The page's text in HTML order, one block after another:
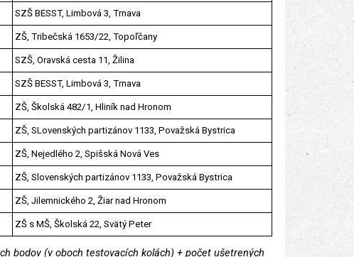
SZŠ BESST, Limbová 3, Trnava
ZŠ, Tribečská 1653/22, Topoľčany
SZŠ, Oravská cesta 11, Žilina
SZŠ BESST, Limbová 3, Trnava
ZŠ, Školská 482/1, Hliník nad Hronom
ZŠ, SLovenských partizánov 1133, Považská Bystrica
ZŠ, Nejedlého 2, Spišská Nová Ves
ZŠ, Slovenských partizánov 1133, Považská Bystrica
ZŠ, Jilemnického 2, Žiar nad Hronom
ZŠ s MŠ, Školská 22, Svätý Peter
bodov (v oboch testovacích kolách) + počet ušetrených